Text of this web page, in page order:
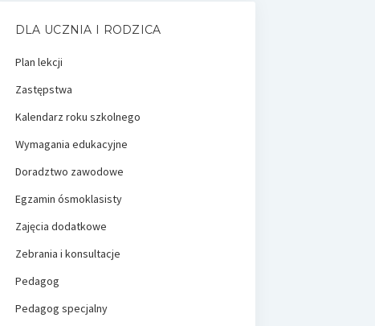
DLA UCZNIA I RODZICA
Plan lekcji
Zastępstwa
Kalendarz roku szkolnego
Wymagania edukacyjne
Doradztwo zawodowe
Egzamin ósmoklasisty
Zajęcia dodatkowe
Zebrania i konsultacje
Pedagog
Pedagog specjalny